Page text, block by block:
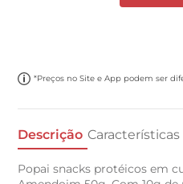
*Preços no Site e App podem ser
Descrição Características
Popai snacks protéicos em